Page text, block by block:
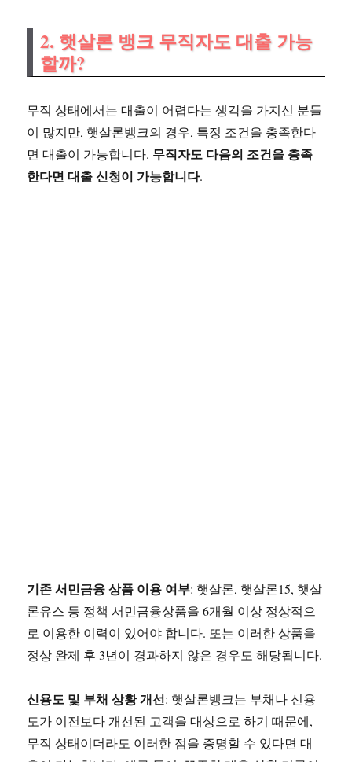
2. 햇살론 뱅크 무직자도 대출 가능
할까?
무직 상태에서는 대출이 어렵다는 생각을 가지신 분들
이 많지만, 햇살론뱅크의 경우, 특정 조건을 충족한다
면 대출이 가능합니다. 무직자도 다음의 조건을 충족
한다면 대출 신청이 가능합니다.
기존 서민금융 상품 이용 여부: 햇살론, 햇살론15, 햇살
론유스 등 정책 서민금융상품을 6개월 이상 정상적으
로 이용한 이력이 있어야 합니다. 또는 이러한 상품을
정상 완제 후 3년이 경과하지 않은 경우도 해당됩니다.
신용도 및 부채 상황 개선: 햇살론뱅크는 부채나 신용
도가 이전보다 개선된 고객을 대상으로 하기 때문에,
무직 상태이더라도 이러한 점을 증명할 수 있다면 대